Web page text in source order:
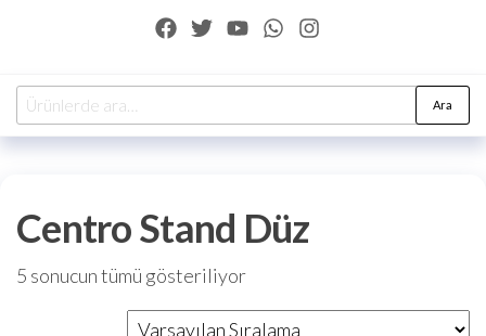
Ara
Centro Stand Düz
5 sonucun tümü gösteriliyor